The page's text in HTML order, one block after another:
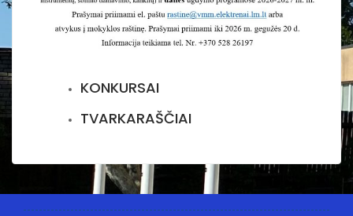
KONKURSAI
TVARKARAŠČIAI